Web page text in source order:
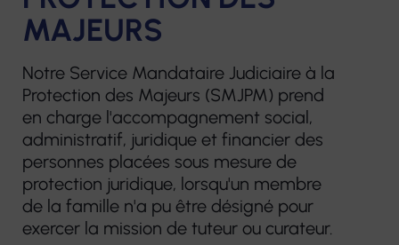
MAJEURS
Notre Service Mandataire Judiciaire à la
Protection des Majeurs (SMJPM) prend
en charge l'accompagnement social,
administratif, juridique et financier des
personnes placées sous mesure de
protection juridique, lorsqu'un membre
de la famille n'a pu être désigné pour
exercer la mission de tuteur ou curateur.